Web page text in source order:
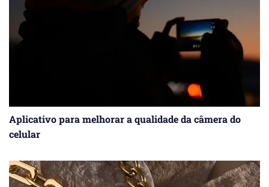
Aplicativo para melhorar a qualidade da câmera do
celular